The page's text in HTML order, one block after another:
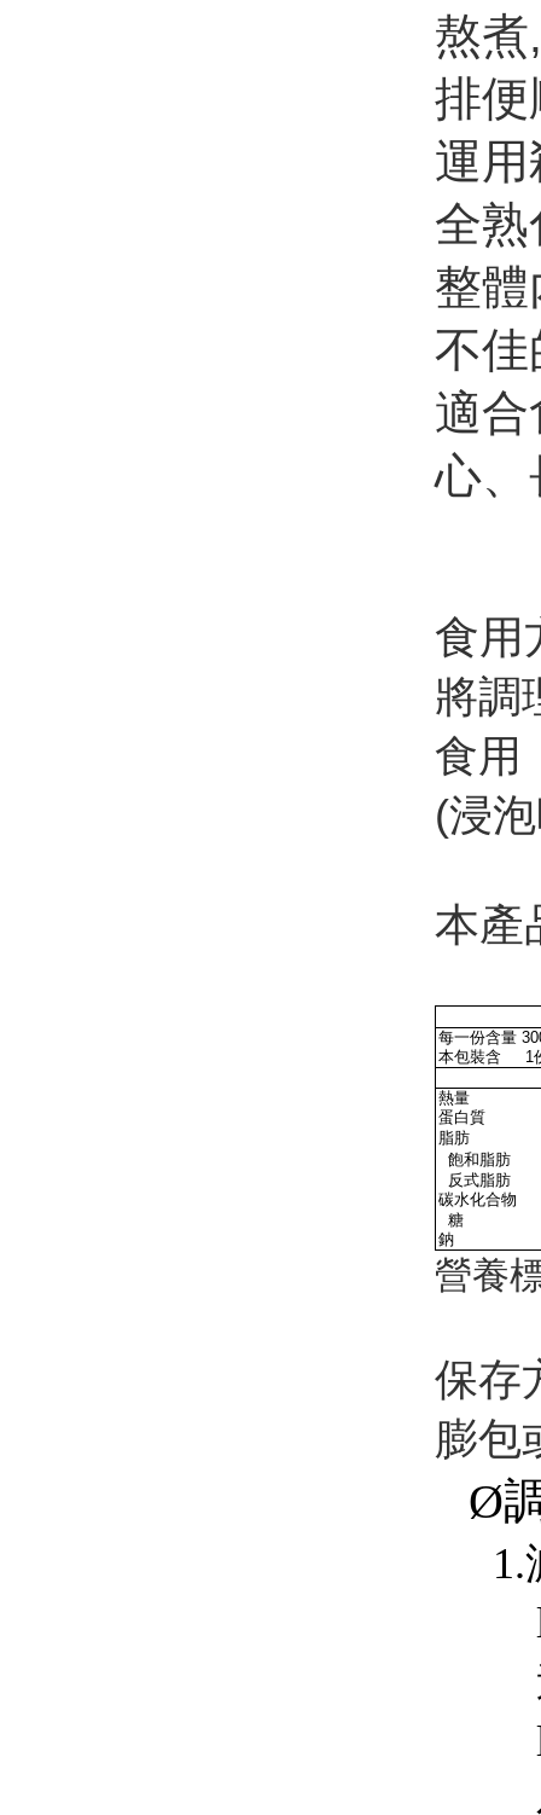
熬
排便
運
全熟
整
不佳
適
心、
食用
將調
食用
(浸
本產
每一份含量
本包裝含1
熱量
蛋白質
脂肪
飽和脂肪
反式脂肪
碳水化合物
糖
鈉
營養
保存
膨包
Ø